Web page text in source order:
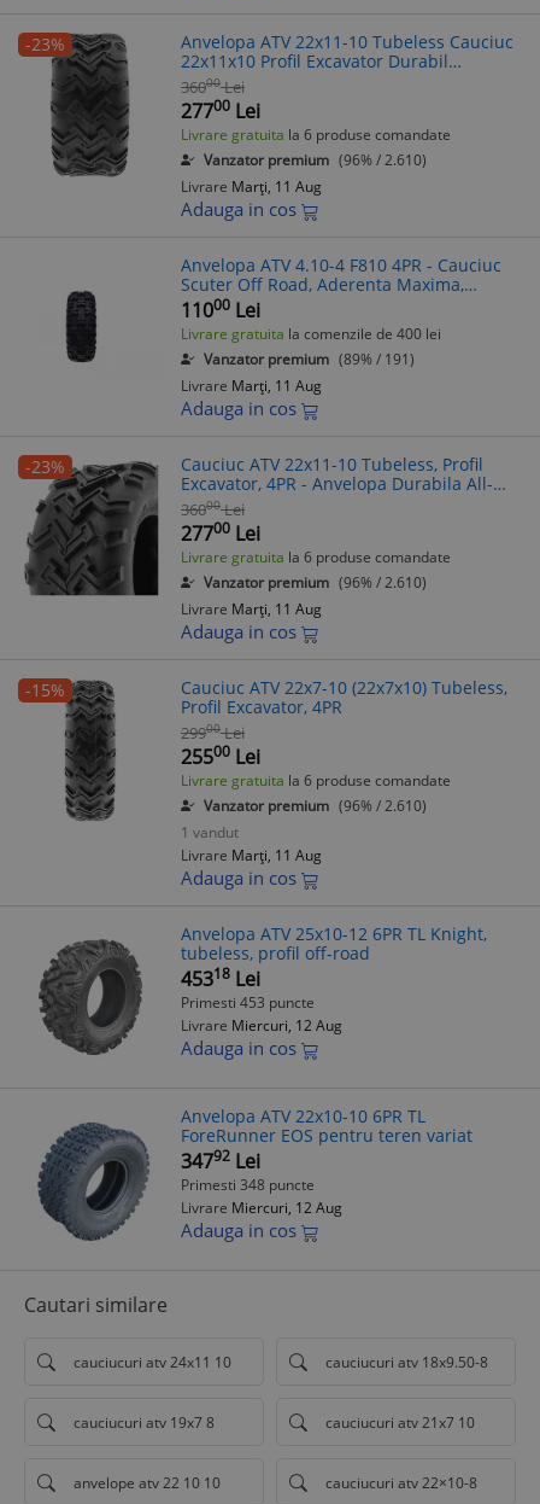
-23%
Anvelopa ATV 22x11-10 Tubeless Cauciuc
22x11x10 Profil Excavator Durabil
Aderenta Maxima
36000 Lei
27700 Lei
Livrare gratuita la 6 produse comandate
Vanzator premium (96% / 2.610)
Livrare Marți, 11 Aug
Adauga in cos
Anvelopa ATV 4.10-4 F810 4PR - Cauciuc
Scuter Off Road, Aderenta Maxima,
Durabila
11000 Lei
Livrare gratuita la comenzile de 400 lei
Vanzator premium (89% / 191)
Livrare Marți, 11 Aug
Adauga in cos
-23%
Cauciuc ATV 22x11-10 Tubeless, Profil
Excavator, 4PR - Anvelopa Durabila All-
Terrain
36000 Lei
27700 Lei
Livrare gratuita la 6 produse comandate
Vanzator premium (96% / 2.610)
Livrare Marți, 11 Aug
Adauga in cos
-15%
Cauciuc ATV 22x7-10 (22x7x10) Tubeless,
Profil Excavator, 4PR
29900 Lei
25500 Lei
Livrare gratuita la 6 produse comandate
Vanzator premium (96% / 2.610)
1 vandut
Livrare Marți, 11 Aug
Adauga in cos
Anvelopa ATV 25x10-12 6PR TL Knight,
tubeless, profil off-road
45318 Lei
Primesti 453 puncte
Livrare Miercuri, 12 Aug
Adauga in cos
Anvelopa ATV 22x10-10 6PR TL
ForeRunner EOS pentru teren variat
34792 Lei
Primesti 348 puncte
Livrare Miercuri, 12 Aug
Adauga in cos
Cautari similare
cauciucuri atv 24x11 10 cauciucuri atv 18x9.50-8
cauciucuri atv 19x7 8 cauciucuri atv 21x7 10
anvelope atv 22 10 10 cauciucuri atv 22×10-8